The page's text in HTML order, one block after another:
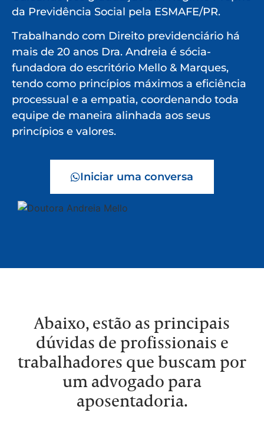
da Previdência Social pela ESMAFE/PR.
Trabalhando com Direito previdenciário há
mais de 20 anos Dra. Andreia é sócia-
fundadora do escritório Mello & Marques,
tendo como princípios máximos a eficiência
processual e a empatia, coordenando toda
equipe de maneira alinhada aos seus
princípios e valores.
Iniciar uma conversa
Abaixo, estão as principais
dúvidas de profissionais e
trabalhadores que buscam por
um advogado para
aposentadoria.